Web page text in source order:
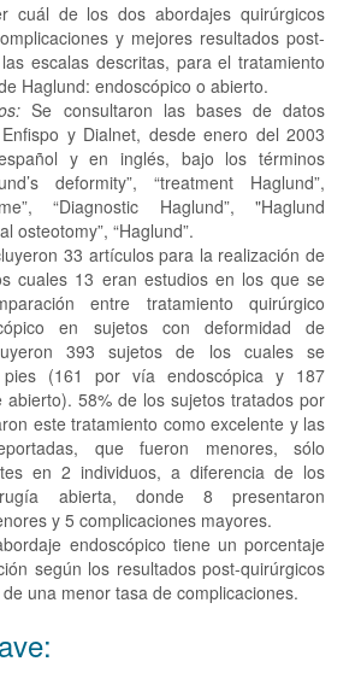
cuál de los dos abordajes quirúrgicos
y mejores resultados post-
escalas descritas, para el tratamiento
Haglund: endoscópico o abierto.
Se consultaron las bases de datos
y Dialnet, desde enero del 2003
y en inglés, bajo los términos
deformity”, “treatment Haglund”,
“Diagnostic Haglund”, "Haglund
osteotomy”, “Haglund”.
33 artículos para la realización de
cuales 13 eran estudios en los que se
entre tratamiento quirúrgico
en sujetos con deformidad de
393 sujetos de los cuales se
pies (161 por vía endoscópica y 187
abierto). 58% de los sujetos tratados por
este tratamiento como excelente y las
que fueron menores, sólo
en 2 individuos, a diferencia de los
abierta, donde 8 presentaron
y 5 complicaciones mayores.
endoscópico tiene un porcentaje
según los resultados post-quirúrgicos
una menor tasa de complicaciones.